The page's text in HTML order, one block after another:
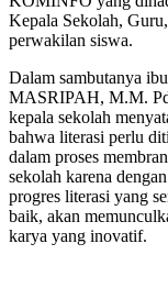
Kepala Sekolah,
perwakilan siswa.
Dalam sambutanya
MASRIPAH, M.M.
kepala sekolah
bahwa literasi perlu
dalam proses
sekolah karena
progres literasi yang
baik, akan
karya yang inovatif.